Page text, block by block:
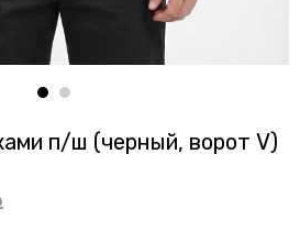
п/ш (черный, ворот V)